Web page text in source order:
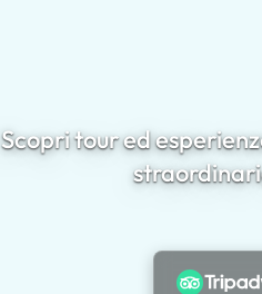
Scopri tour ed